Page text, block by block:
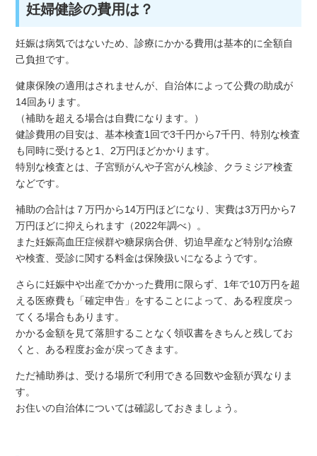
妊婦健診の費用は？
妊娠は病気ではないため、診療にかかる費用は基本的に全額自
己負担です。
健康保険の適用はされませんが、自治体によって公費の助成が
14回あります。
（補助を超える場合は自費になります。）
健診費用の目安は、基本検査1回で3千円から7千円、特別な検査
も同時に受けると1、2万円ほどかかります。
特別な検査とは、子宮頸がんや子宮がん検診、クラミジア検査
などです。
補助の合計は７万円から14万円ほどになり、実費は3万円から7
万円ほどに抑えられます（2022年調べ）。
また妊娠高血圧症候群や糖尿病合併、切迫早産など特別な治療
や検査、受診に関する料金は保険扱いになるようです。
さらに妊娠中や出産でかかった費用に限らず、1年で10万円を超
える医療費も「確定申告」をすることによって、ある程度戻っ
てくる場合もあります。
かかる金額を見て落胆することなく領収書をきちんと残してお
くと、ある程度お金が戻ってきます。
ただ補助券は、受ける場所で利用できる回数や金額が異なりま
す。
お住いの自治体については確認しておきましょう。